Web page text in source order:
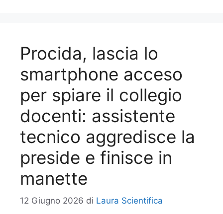
Procida, lascia lo
smartphone acceso
per spiare il collegio
docenti: assistente
tecnico aggredisce la
preside e finisce in
manette
12 Giugno 2026 di Laura Scientifica